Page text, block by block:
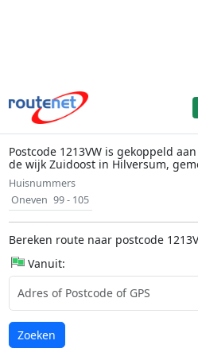
Postcode 1213VW is gekoppeld
de wijk Zuidoost in Hilversum,
Huisnummers
Oneven 99 - 105
Bereken route naar postcode
Vanuit:
Laden...
Zoeken